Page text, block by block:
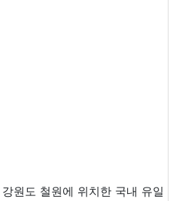
원도 철원에 위치한 국내 유일